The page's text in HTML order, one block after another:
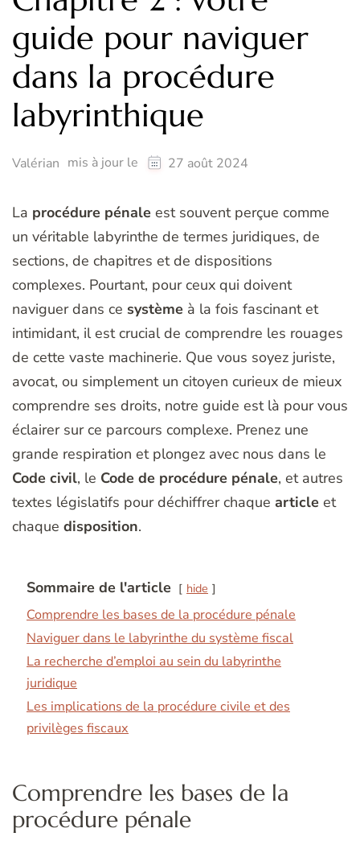
guide pour naviguer
dans la procédure
labyrinthique
Valérian mis à jour le 27 août 2024
La procédure pénale est souvent perçue comme
un véritable labyrinthe de termes juridiques, de
sections, de chapitres et de dispositions
complexes. Pourtant, pour ceux qui doivent
naviguer dans ce système à la fois fascinant et
intimidant, il est crucial de comprendre les rouages
de cette vaste machinerie. Que vous soyez juriste,
avocat, ou simplement un citoyen curieux de mieux
comprendre ses droits, notre guide est là pour vous
éclairer sur ce parcours complexe. Prenez une
grande respiration et plongez avec nous dans le
Code civil, le Code de procédure pénale, et autres
textes législatifs pour déchiffrer chaque article et
chaque disposition.
Sommaire de l'article hide
Comprendre les bases de la procédure pénale
Naviguer dans le labyrinthe du système fiscal
La recherche d’emploi au sein du labyrinthe
juridique
Les implications de la procédure civile et des
privilèges fiscaux
Comprendre les bases de la
procédure pénale